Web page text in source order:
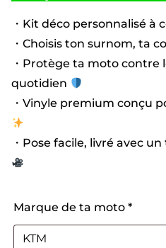
・Kit déco personnalisé à
・Choisis ton surnom, ta
・Protège ta moto contre
quotidien
・Vinyle premium conçu
・Pose facile, livré avec
Marque de ta moto *